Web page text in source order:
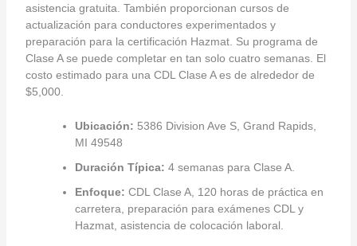
asistencia gratuita. También proporcionan cursos de
actualización para conductores experimentados y
preparación para la certificación Hazmat. Su programa de
Clase A se puede completar en tan solo cuatro semanas. El
costo estimado para una CDL Clase A es de alrededor de
$5,000.
Ubicación: 5386 Division Ave S, Grand Rapids,
MI 49548
Duración Típica: 4 semanas para Clase A.
Enfoque: CDL Clase A, 120 horas de práctica en
carretera, preparación para exámenes CDL y
Hazmat, asistencia de colocación laboral.